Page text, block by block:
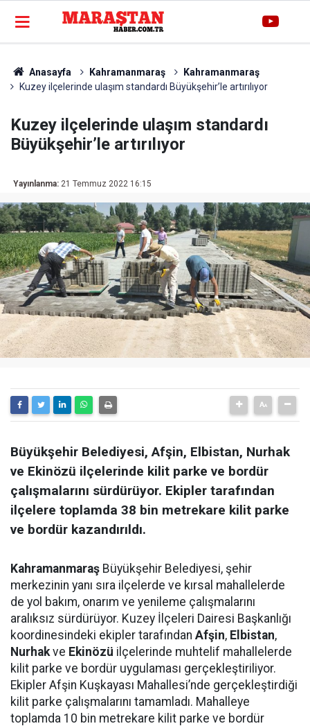
Anasayfa Kahramanmaraş
Kahramanmaraş
Kuzey ilçelerinde ulaşım standardı Büyükşehir’le artırılıyor
Kuzey ilçelerinde ulaşım standardı
Büyükşehir’le artırılıyor
Yayınlanma: 21 Temmuz 2022 16:15
Büyükşehir Belediyesi, Afşin, Elbistan, Nurhak
ve Ekinözü ilçelerinde kilit parke ve bordür
çalışmalarını sürdürüyor. Ekipler tarafından
ilçelere toplamda 38 bin metrekare kilit parke
ve bordür kazandırıldı.
Kahramanmaraş Büyükşehir Belediyesi, şehir
merkezinin yanı sıra ilçelerde ve kırsal mahallelerde
de yol bakım, onarım ve yenileme çalışmalarını
aralıksız sürdürüyor. Kuzey İlçeleri Dairesi Başkanlığı
koordinesindeki ekipler tarafından Afşin, Elbistan,
Nurhakve Ekinözü ilçelerinde muhtelif mahallelerde
kilit parke ve bordür uygulaması gerçekleştiriliyor.
Ekipler Afşin Kuşkayası Mahallesi’nde gerçekleştirdiği
kilit parke çalışmalarını tamamladı. Mahalleye
toplamda 10 bin metrekare kilit parke ve bordür